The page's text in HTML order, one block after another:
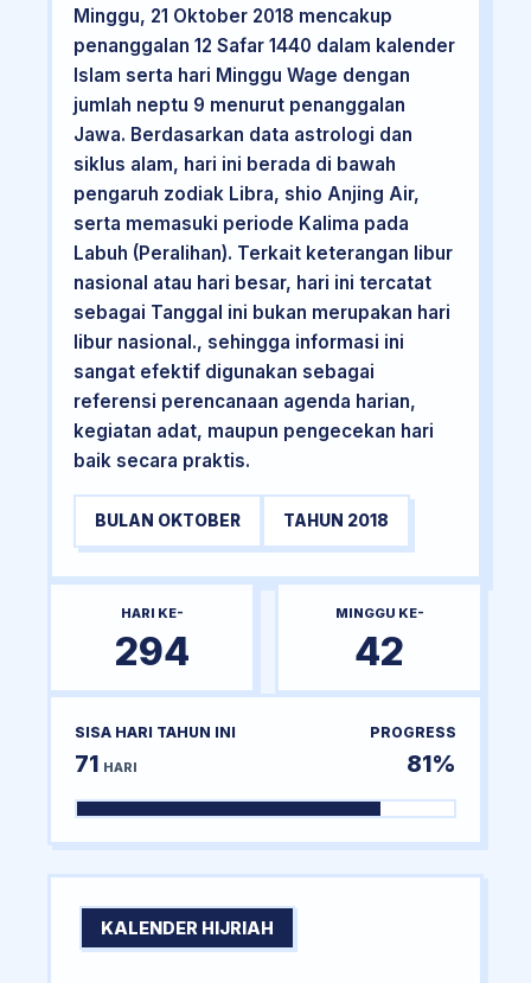
Minggu, 21 Oktober 2018 mencakup
penanggalan 12 Safar 1440 dalam kalender
Islam serta hari Minggu Wage dengan
jumlah neptu 9 menurut penanggalan
Jawa. Berdasarkan data astrologi dan
siklus alam, hari ini berada di bawah
pengaruh zodiak Libra, shio Anjing Air,
serta memasuki periode Kalima pada
Labuh (Peralihan). Terkait keterangan libur
nasional atau hari besar, hari ini tercatat
sebagai Tanggal ini bukan merupakan hari
libur nasional., sehingga informasi ini
sangat efektif digunakan sebagai
referensi perencanaan agenda harian,
kegiatan adat, maupun pengecekan hari
baik secara praktis.
BULAN OKTOBER TAHUN 2018
HARI KE-
294
MINGGU KE-
42
SISA HARI TAHUN INI
71 HARI
PROGRESS
81%
KALENDER HIJRIAH